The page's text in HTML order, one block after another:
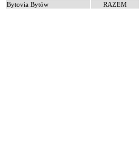
Bytovia Bytów
RAZEM